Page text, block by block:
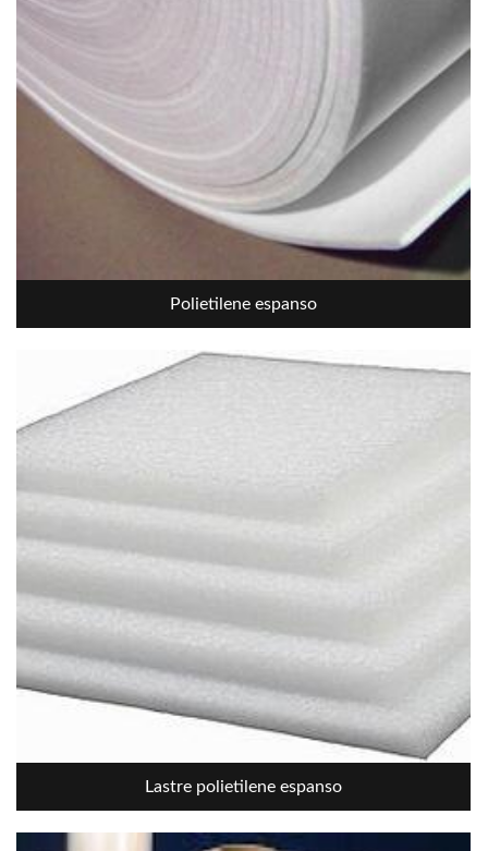
Polietilene espanso
Lastre polietilene espanso